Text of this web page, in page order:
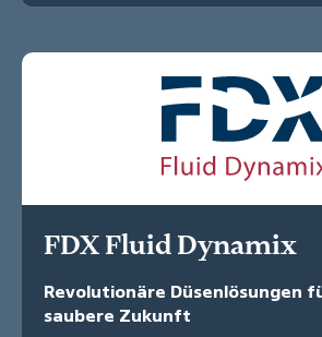
FDX Fluid Dynamix
Revolutionäre Düsenlösungen
saubere Zukunft